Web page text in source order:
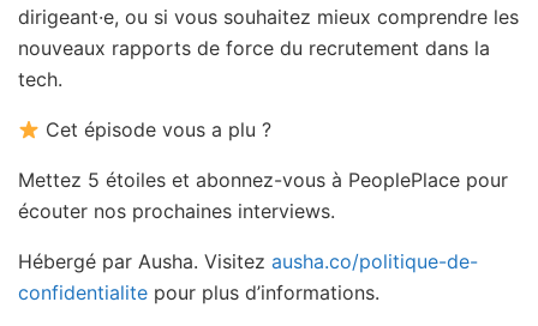
dirigeant·e, ou si vous souhaitez mieux comprendre les
nouveaux rapports de force du recrutement dans la
tech.
Cet épisode vous a plu ?
Mettez 5 étoiles et abonnez-vous à PeoplePlace pour
écouter nos prochaines interviews.
Hébergé par Ausha. Visitez ausha.co/politique-de-
confidentialite pour plus d’informations.